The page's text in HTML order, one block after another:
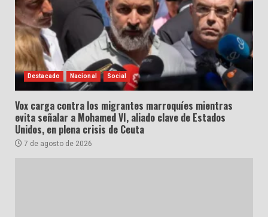
Destacado Nacional Social
Vox carga contra los migrantes marroquíes mientras
evita señalar a Mohamed VI, aliado clave de Estados
Unidos, en plena crisis de Ceuta
7 de agosto de 2026